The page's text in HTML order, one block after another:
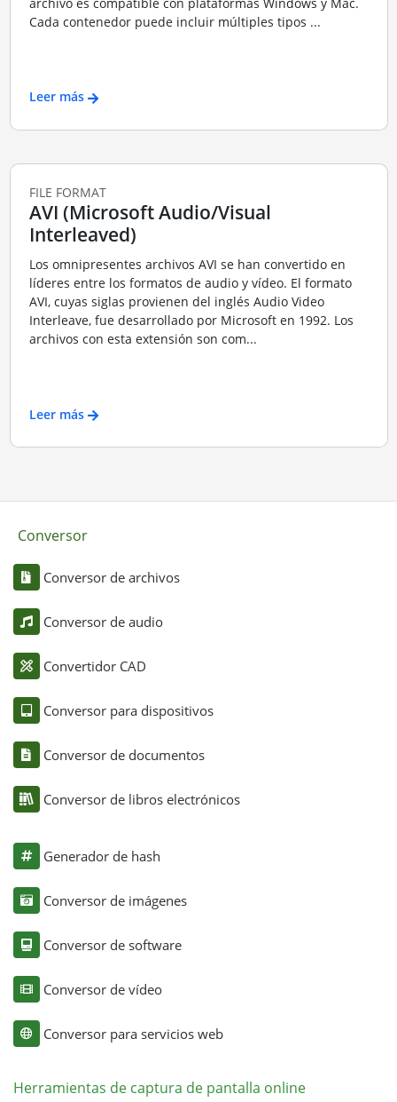
Cada contenedor puede incluir múltiples tipos ...
Leer más
FILE FORMAT
AVI (Microsoft Audio/Visual
Interleaved)
Los omnipresentes archivos AVI se han convertido en
líderes entre los formatos de audio y vídeo. El formato
AVI, cuyas siglas provienen del inglés Audio Video
Interleave, fue desarrollado por Microsoft en 1992. Los
archivos con esta extensión son com...
Leer más
Conversor
Conversor de archivos
Conversor de audio
Convertidor CAD
Conversor para dispositivos
Conversor de documentos
Conversor de libros electrónicos
Generador de hash
Conversor de imágenes
Conversor de software
Conversor de vídeo
Conversor para servicios web
Herramientas de captura de pantalla online